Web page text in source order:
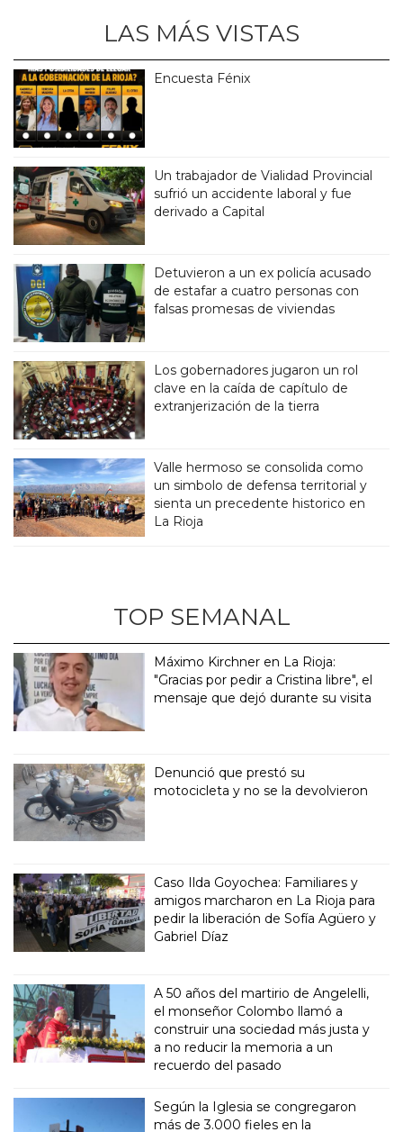
LAS MÁS VISTAS
Encuesta Fénix
Un trabajador de Vialidad Provincial
sufrió un accidente laboral y fue
derivado a Capital
Detuvieron a un ex policía acusado
de estafar a cuatro personas con
falsas promesas de viviendas
Los gobernadores jugaron un rol
clave en la caída de capítulo de
extranjerización de la tierra
Valle hermoso se consolida como
un simbolo de defensa territorial y
sienta un precedente historico en
La Rioja
TOP SEMANAL
Máximo Kirchner en La Rioja:
"Gracias por pedir a Cristina libre", el
mensaje que dejó durante su visita
Denunció que prestó su
motocicleta y no se la devolvieron
Caso Ilda Goyochea: Familiares y
amigos marcharon en La Rioja para
pedir la liberación de Sofía Agüero y
Gabriel Díaz
A 50 años del martirio de Angelelli,
el monseñor Colombo llamó a
construir una sociedad más justa y
a no reducir la memoria a un
recuerdo del pasado
Según la Iglesia se congregaron
más de 3.000 fieles en la